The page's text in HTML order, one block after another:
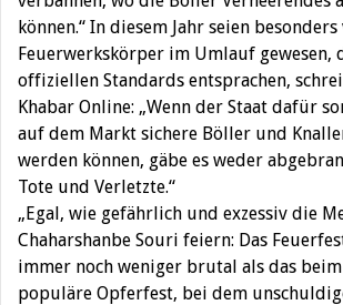
können.“ In diesem Jahr seien
Feuerwerkskörper im Umlauf gewesen,
offiziellen Standards entsprachen,
Khabar Online: „Wenn der Staat dafür
auf dem Markt sichere Böller und
werden können, gäbe es weder
Tote und Verletzte.“
„Egal, wie gefährlich und exzessiv die
Chaharshanbe Souri feiern: Das
immer noch weniger brutal als das beim
populäre Opferfest, bei dem